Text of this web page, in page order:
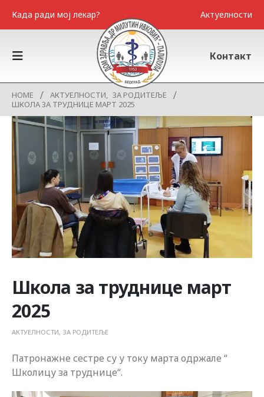
Када ради мој лекар? Актуелности
Контакт
HOME АКТУЕЛНОСТИ, ЗА РОДИТЕЉЕ
ШКОЛА ЗА ТРУДНИЦЕ МАРТ 2025
Школа за труднице март
2025
АКТУЕЛНОСТИ, ЗА РОДИТЕЉЕ
Патронажне сестре су у току марта одржале “
Школицу за труднице“.